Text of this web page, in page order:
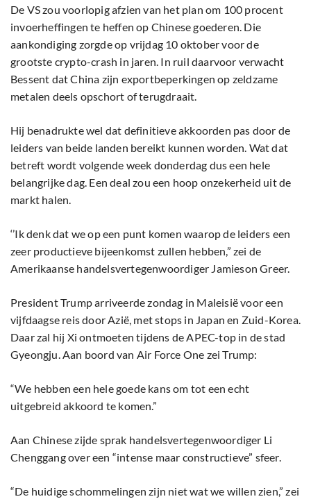
De VS zou voorlopig afzien van het plan om 100 procent
invoerheffingen te heffen op Chinese goederen. Die
aankondiging zorgde op vrijdag 10 oktober voor de
grootste crypto-crash in jaren. In ruil daarvoor verwacht
Bessent dat China zijn exportbeperkingen op zeldzame
metalen deels opschort of terugdraait.
Hij benadrukte wel dat definitieve akkoorden pas door de
leiders van beide landen bereikt kunnen worden. Wat dat
betreft wordt volgende week donderdag dus een hele
belangrijke dag. Een deal zou een hoop onzekerheid uit de
markt halen.
‘’Ik denk dat we op een punt komen waarop de leiders een
zeer productieve bijeenkomst zullen hebben,” zei de
Amerikaanse handelsvertegenwoordiger Jamieson Greer.
President Trump arriveerde zondag in Maleisië voor een
vijfdaagse reis door Azië, met stops in Japan en Zuid-Korea.
Daar zal hij Xi ontmoeten tijdens de APEC-top in de stad
Gyeongju. Aan boord van Air Force One zei Trump:
“We hebben een hele goede kans om tot een echt
uitgebreid akkoord te komen.”
Aan Chinese zijde sprak handelsvertegenwoordiger Li
Chenggang over een “intense maar constructieve” sfeer.
“De huidige schommelingen zijn niet wat we willen zien,” zei